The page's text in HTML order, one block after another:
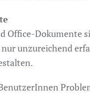
Office-Dokumente
unzureichend